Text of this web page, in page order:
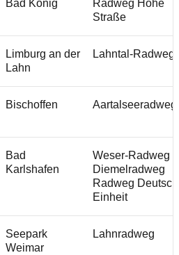
Bad König
Radweg Hohe
Straße
Limburg an der
Lahn
Lahntal-Radweg
Bischoffen Aartalseeradweg
Bad
Karlshafen
Weser-Radweg
Diemelradweg
Radweg
Einheit
Seepark
Weimar
Lahnradweg